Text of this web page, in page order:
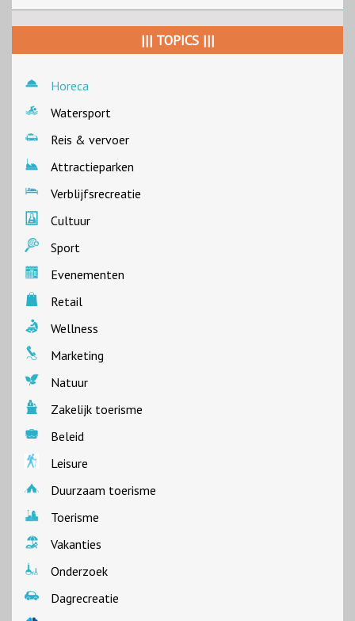
||| TOPICS |||
Horeca
Watersport
Reis & vervoer
Attractieparken
Verblijfsrecreatie
Cultuur
Sport
Evenementen
Retail
Wellness
Marketing
Natuur
Zakelijk toerisme
Beleid
Leisure
Duurzaam toerisme
Toerisme
Vakanties
Onderzoek
Dagrecreatie